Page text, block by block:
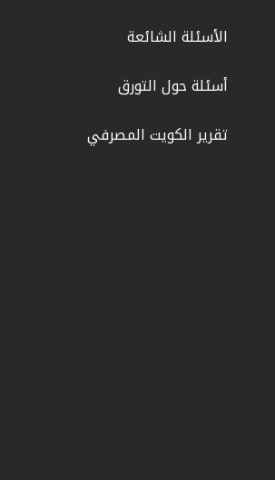
الأسئلة الشائعة
أسئلة حول التورق
تقرير الكويت المصرفي